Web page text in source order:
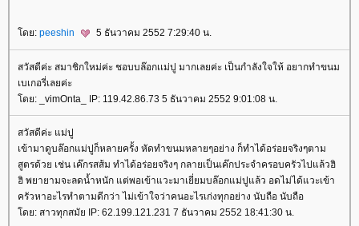
ดย: peeshin 5 ธันวาคม 2552 7:29:40 น.
สวัสดีค่ะ สมาชิกใหม่ค่ะ ชอบบล๊อกเเม่ปู มากเลยค่ะ เป็นกำลังใจให้ อยากทำขนม
เบเกอรี่เลยค่ะ
ดย: _vimOnta_ IP: 119.42.86.73 5 ธันวาคม 2552 9:01:08 น.
สวัสดีค่ะ แม่ปู
เข้ามาดูบล๊อกแม่ปูก็หลายครั้ง หัดทำขนมหลายๆอย่าง ก็ทำได้อร่อยจริงๆตาม
สูตรด้วย เช่น เค๊กรสส้ม ทำได้อร่อยจริงๆ กลายเป็นเค๊กประจำครอบครัวไปแล้วฮิ
ฮิ พยายามจะลดน้ำหนัก แต่พอเข้าแวะมาเยี่ยมบล๊อกแม่ปูแล้ว อดไม่ได้แวะเข้า
ครัวหาอะไรทำตามดีกว่า ไม่เข้าใจว่าคนอะไรเก่งทุกอย่าง นับถือ นับถือ
ดย: สาวทุกสมัย IP: 62.199.121.231 7 ธันวาคม 2552 18:41:30 น.